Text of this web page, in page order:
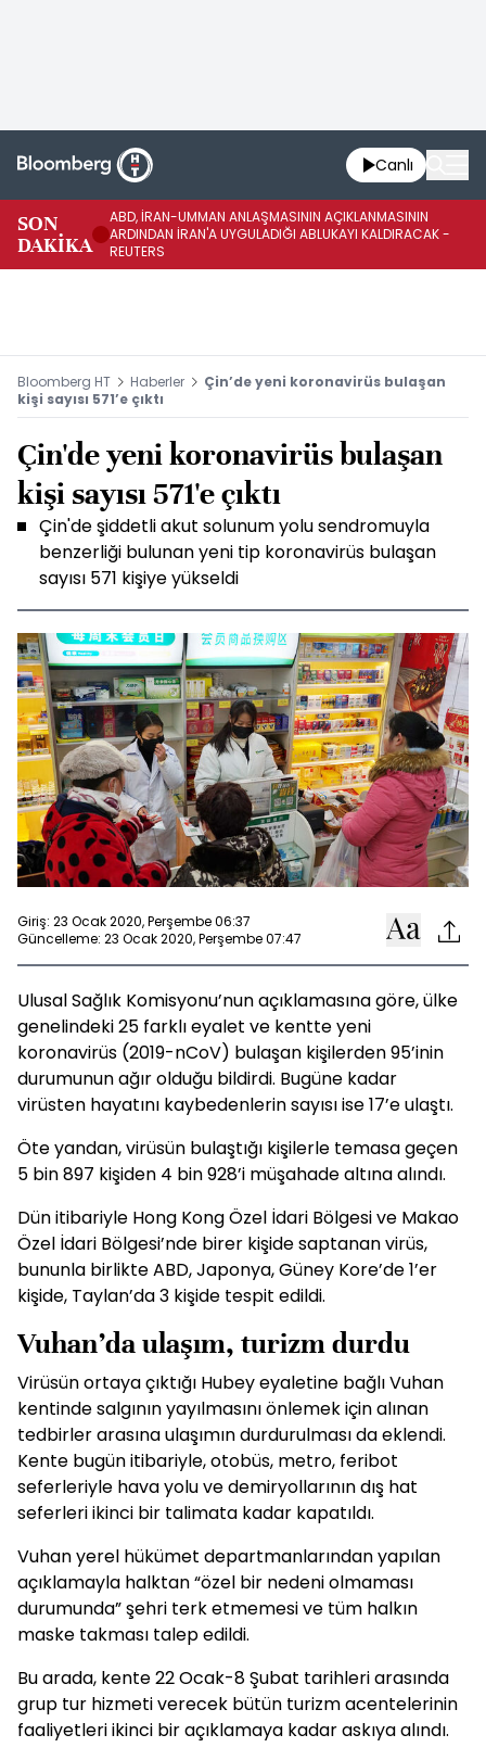
Canlı
SON
DAKİKA
ABD, İRAN-UMMAN ANLAŞMASININ AÇIKLANMASININ
ARDINDAN İRAN'A UYGULADIĞI ABLUKAYI KALDIRACAK -
REUTERS
Bloomberg HT Haberler
Çin’de yeni koronavirüs bulaşan
kişi sayısı 571’e çıktı
Çin'de yeni koronavirüs bulaşan
kişi sayısı 571'e çıktı
Çin'de şiddetli akut solunum yolu sendromuyla
benzerliği bulunan yeni tip koronavirüs bulaşan
sayısı 571 kişiye yükseldi
Giriş: 23 Ocak 2020, Perşembe 06:37
Güncelleme: 23 Ocak 2020, Perşembe 07:47
Ulusal Sağlık Komisyonu’nun açıklamasına göre, ülke
genelindeki 25 farklı eyalet ve kentte yeni
koronavirüs (2019-nCoV) bulaşan kişilerden 95’inin
durumunun ağır olduğu bildirdi. Bugüne kadar
virüsten hayatını kaybedenlerin sayısı ise 17’e ulaştı.
Öte yandan, virüsün bulaştığı kişilerle temasa geçen
5 bin 897 kişiden 4 bin 928’i müşahade altına alındı.
Dün itibariyle Hong Kong Özel İdari Bölgesi ve Makao
Özel İdari Bölgesi’nde birer kişide saptanan virüs,
bununla birlikte ABD, Japonya, Güney Kore’de 1’er
kişide, Taylan’da 3 kişide tespit edildi.
Vuhan’da ulaşım, turizm durdu
Virüsün ortaya çıktığı Hubey eyaletine bağlı Vuhan
kentinde salgının yayılmasını önlemek için alınan
tedbirler arasına ulaşımın durdurulması da eklendi.
Kente bugün itibariyle, otobüs, metro, feribot
seferleriyle hava yolu ve demiryollarının dış hat
seferleri ikinci bir talimata kadar kapatıldı.
Vuhan yerel hükümet departmanlarından yapılan
açıklamayla halktan “özel bir nedeni olmaması
durumunda” şehri terk etmemesi ve tüm halkın
maske takması talep edildi.
Bu arada, kente 22 Ocak-8 Şubat tarihleri arasında
grup tur hizmeti verecek bütün turizm acentelerinin
faaliyetleri ikinci bir açıklamaya kadar askıya alındı.